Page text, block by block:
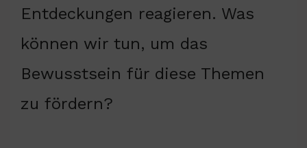
Entdeckungen reagieren. Was
können wir tun, um das
Bewusstsein für diese Themen
zu fördern?